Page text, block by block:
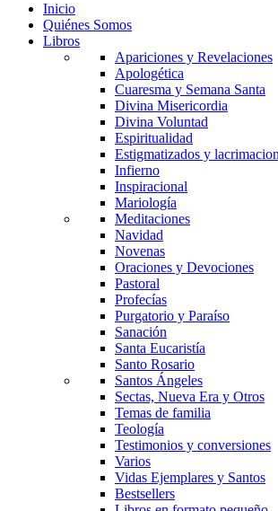
Inicio
Quiénes Somos
Libros
Apariciones y Revelaciones
Apologética
Cuaresma y Semana Santa
Divina Misericordia
Divina Voluntad
Espiritualidad
Estigmatizados y
Infierno
Inspiracional
Mariología
Meditaciones
Navidad
Novenas
Oraciones y Devociones
Pastoral
Profecías
Purgatorio y Paraíso
Sanación
Santa Eucaristía
Santo Rosario
Santos Ángeles
Sectas, Nueva Era y Otros
Temas de familia
Teología
Testimonios y conversiones
Varios
Vidas Ejemplares y Santos
Bestsellers